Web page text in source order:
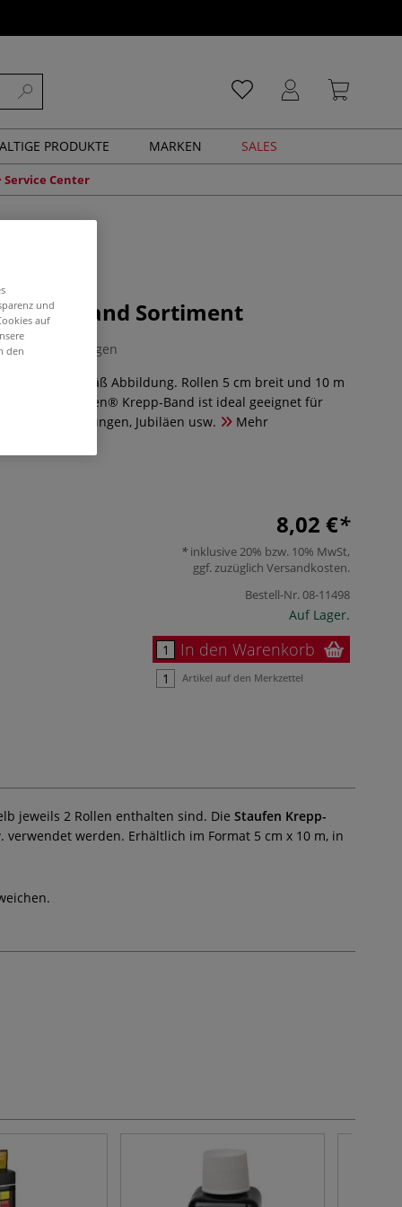
PRODUKTE MARKEN SALES
Service Center
Band Sortiment
0 Bewertungen
8 Farben gemäß Abbildung. Rollen 5 cm breit und 10 m
Staufen® Krepp-Band ist ideal geeignet für
Jubiläen usw.
Mehr
8,02 €
inklusive 20% bzw. 10% MwSt,
ggf. zuzüglich Versandkosten.
Bestell-Nr.08-11498
Auf Lager.
In den Warenkorb
Artikel auf den Merkzettel
jeweils 2 Rollen enthalten sind. Die Staufen Krepp-
werden. Erhältlich im Format 5 cm x 10 m, in
und
auf
den